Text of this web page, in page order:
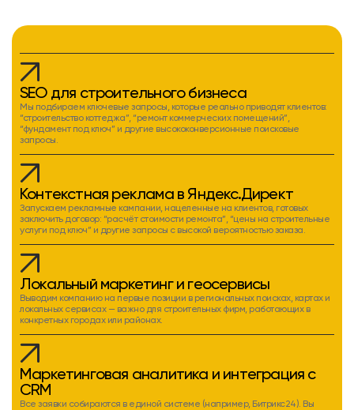
SEO для строительного бизнеса
Мы подбираем ключевые запросы, которые реально приводят клиентов:
“строительство коттеджа”, “ремонт коммерческих помещений”,
“фундамент под ключ” и другие высококонверсионные поисковые
запросы.
Контекстная реклама в Яндекс.Директ
Запускаем рекламные кампании, нацеленные на клиентов, готовых
заключить договор: “расчёт стоимости ремонта”, “цены на строительные
услуги под ключ” и другие запросы с высокой вероятностью заказа.
Локальный маркетинг и геосервисы
Выводим компанию на первые позиции в региональных поисках, картах и
локальных сервисах — важно для строительных фирм, работающих в
конкретных городах или районах.
Маркетинговая аналитика и интеграция с
CRM
Все заявки собираются в единой системе (например, Битрикс24). Вы